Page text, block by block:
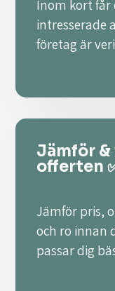
Inom kort får
intresserade
företag är
Jämför &
offerten
Jämför pris,
och ro innan
passar dig